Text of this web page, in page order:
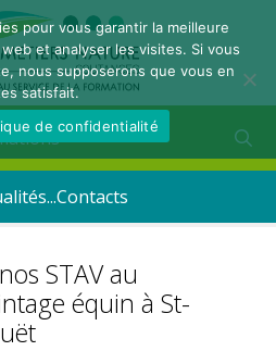
STAV au
équin à St-
pour vous garantir la meilleure
et analyser les visites. Si vous
nous supposerons que vous en
satisfait.
de confidentialité